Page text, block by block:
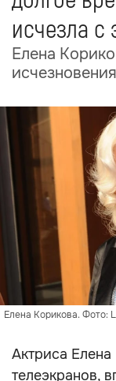
исчезла с
Елена
Елена Корикова. Фото:
Актриса
телеэкранов,